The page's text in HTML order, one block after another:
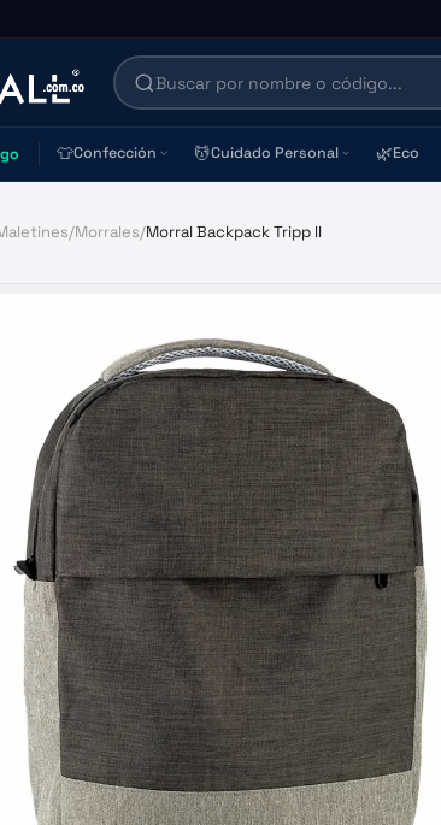
👕Confección 💆Cuidado Personal 🌿Eco
/Morrales/Morral Backpack Tripp II